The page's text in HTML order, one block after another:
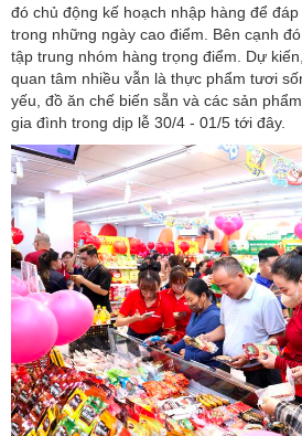
đó chủ động kế hoạch nhập hàng để
trong những ngày cao điểm. Bên cạnh
tập trung nhóm hàng trọng điểm. Dự
quan tâm nhiều vẫn là thực phẩm tươi
yếu, đồ ăn chế biến sẵn và các sản
gia đình trong dịp lễ 30/4 - 01/5 tới đây.